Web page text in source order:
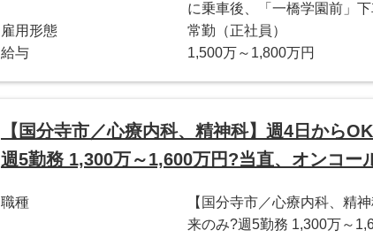
に乗車後、「一橋学園前」
雇用形態
常勤（正社員）
給与
1,500万～1,800万円
【国分寺市／心療内科、精神科】週4日から
週5勤務 1,300万～1,600万円?当直、オンコー
職種
【国分寺市／心療内科、精
来のみ?週5勤務 1,300万～